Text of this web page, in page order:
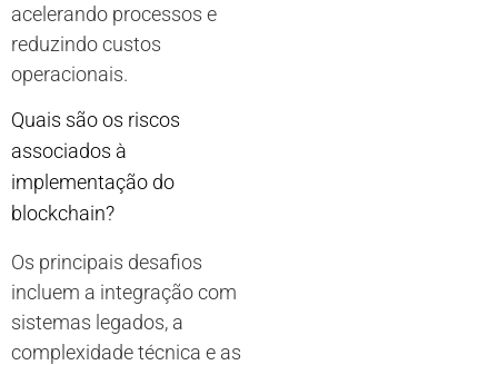
acelerando processos e
reduzindo custos
operacionais.
Quais são os riscos
associados à
implementação do
blockchain?
Os principais desafios
incluem a integração com
sistemas legados, a
complexidade técnica e as